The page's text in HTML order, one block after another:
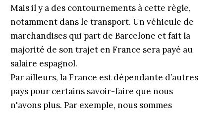
Mais il y a des contournements à cette règle,
notamment dans le transport. Un véhicule de
marchandises qui part de Barcelone et fait la
majorité de son trajet en France sera payé au
salaire espagnol.
Par ailleurs, la France est dépendante d’autres
pays pour certains savoir-faire que nous
n'avons plus. Par exemple, nous sommes